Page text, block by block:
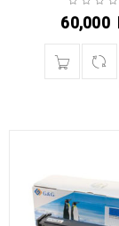
60,000